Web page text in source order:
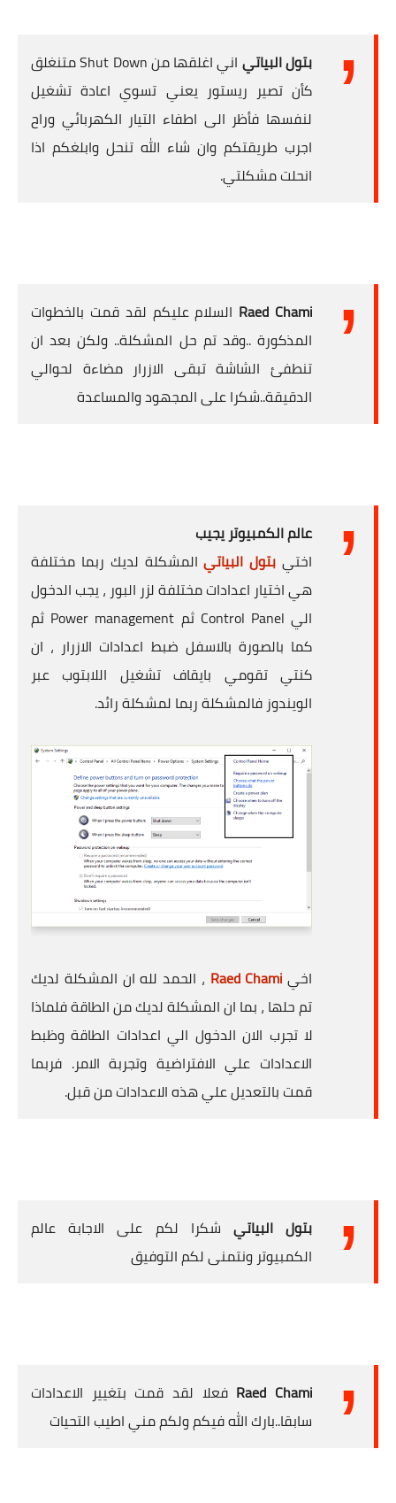
بتول البياتي
اني اغلقها من Shut Down متنغلق
كأن تصير ريستور يعني تسوي اعادة تشغيل
لنفسها فأظر الى اطفاء التيار الكهربائي وراح
اجرب طريقتكم وان شاء الله تنحل وابلغكم اذا
انحلت مشكلتي.
Raed Chami السلام عليكم لقد قمت بالخطوات
المذكورة ..وقد تم حل المشكلة.. ولكن بعد ان
تنطفئ الشاشة تبقى الازرار مضاءة لحوالي
الدقيقة..شكرا على المجهود والمساعدة
عالم الكمبيوتر يجيب
اختي بتول البياتيالمشكلة لديك ربما مختلفة
هي اختيار اعدادات مختلفة لزر البور ، يجب الدخول
الي Control Panel ثم Power management ثم
كما بالصورة بالاسفل ضبط اعدادات الازرار ، ان
كنتي تقومي بايقاف تشغيل اللابتوب عبر
الويندوز فالمشكلة ربما لمشكلة رائد.
اخي Raed Chami ، الحمد لله ان المشكلة لديك
تم حلها ، بما ان المشكلة لديك من الطاقة فلماذا
لا تجرب الان الدخول الي اعدادات الطاقة وظبط
الاعدادات علي الافتراضية وتجربة الامر. فربما
قمت بالتعديل علي هذه الاعدادات من قبل.
بتول البياتي شكرا لكم على الاجابة عالم
الكمبيوتر ونتمنى لكم التوفيق
Raed Chami فعلا لقد قمت بتغيير الاعدادات
سابقا..بارك الله فيكم ولكم مني اطيب التحيات